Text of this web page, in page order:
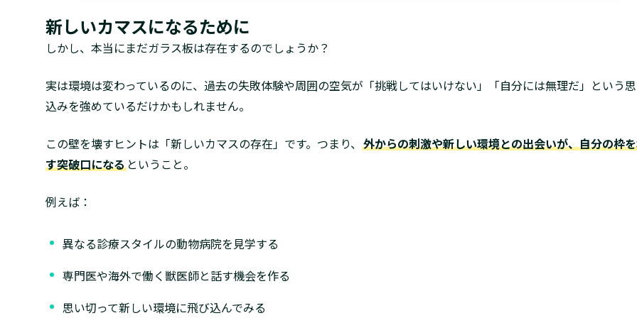
新しいカマスになるために
しかし、本当にまだガラス板は存在するのでしょうか？
実は環境は変わっているのに、過去の失敗体験や周囲の空気が「挑戦してはいけない」「自分には無理だ」という
込みを強めているだけかもしれません。
この壁を壊すヒントは「新しいカマスの存在」です。つまり、 外からの刺激や新しい環境との出会いが、自分の枠
す突破口になる ということ。
例えば：
異なる診療スタイルの動物病院を見学する
専門医や海外で働く獣医師と話す機会を作る
思い切って新しい環境に飛び込んでみる